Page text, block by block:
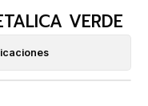
VERDE